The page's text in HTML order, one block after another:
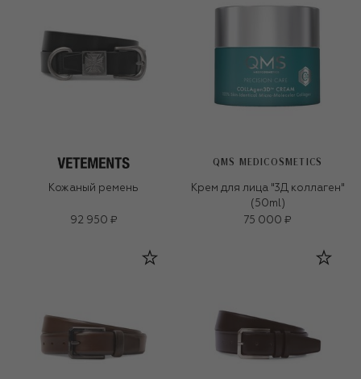
Кожаный ремень
92 950 ₽
QMS MEDICOSMETICS
Крем для лица "3Д коллаген"
(50ml)
75 000 ₽